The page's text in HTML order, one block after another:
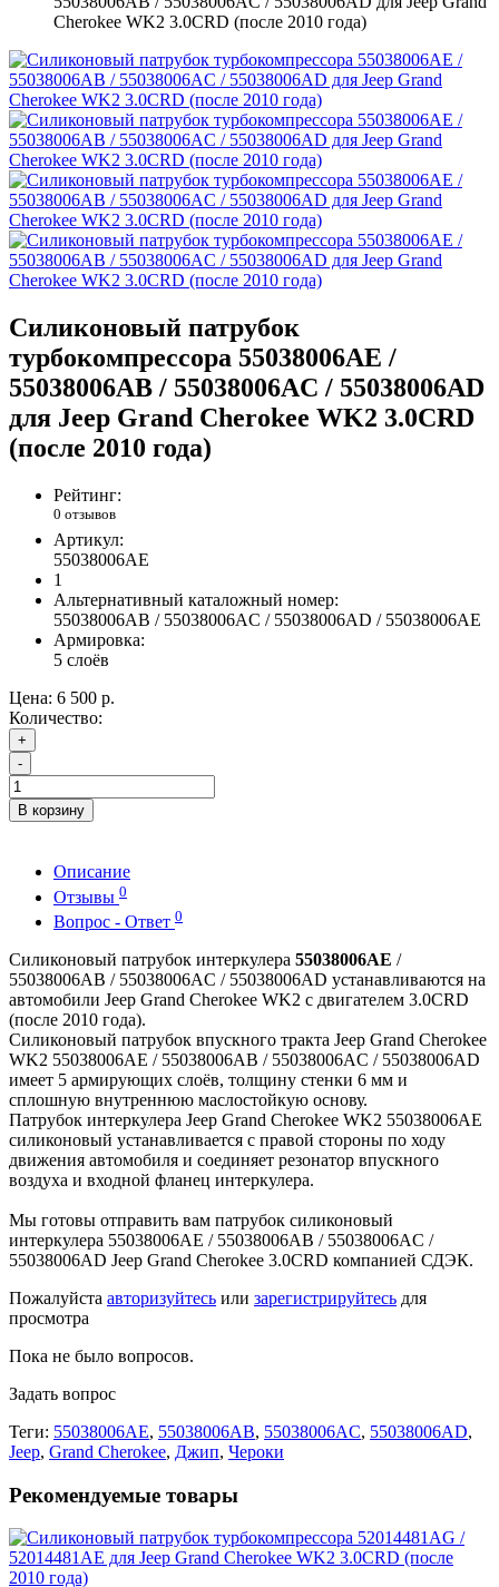
Cherokee WK2 3.0CRD (после 2010 года)
Силиконовый патрубок
турбокомпрессора 55038006AE /
55038006AB / 55038006AC / 55038006AD
для Jeep Grand Cherokee WK2 3.0CRD
(после 2010 года)
Рейтинг:
0 отзывов
Артикул:
55038006AE
1
Альтернативный каталожный номер:
55038006AB / 55038006AC / 55038006AD / 55038006AE
Армировка:
5 слоёв
Цена: 6 500 р.
Количество:
+
-
В корзину
Описание
Отзывы 0
Вопрос - Ответ 0
Силиконовый патрубок интеркулера 55038006AE /
55038006AB / 55038006AC / 55038006AD устанавливаются на
автомобили Jeep Grand Cherokee WK2 с двигателем 3.0CRD
(после 2010 года).
Силиконовый патрубок впускного тракта Jeep Grand Cherokee
WK2 55038006AE / 55038006AB / 55038006AC / 55038006AD
имеет 5 армирующих слоёв, толщину стенки 6 мм и
сплошную внутреннюю маслостойкую основу.
Патрубок интеркулера Jeep Grand Cherokee WK2 55038006AE
силиконовый устанавливается с правой стороны по ходу
движения автомобиля и соединяет резонатор впускного
воздуха и входной фланец интеркулера.
Мы готовы отправить вам патрубок силиконовый
интеркулера 55038006AE / 55038006AB / 55038006AC /
55038006AD Jeep Grand Cherokee 3.0CRD компанией СДЭК.
Пожалуйста авторизуйтесь или зарегистрируйтесь для
просмотра
Пока не было вопросов.
Задать вопрос
Теги: 55038006AE, 55038006AB, 55038006AC, 55038006AD,
Jeep, Grand Cherokee, Джип, Чероки
Рекомендуемые товары